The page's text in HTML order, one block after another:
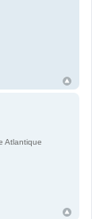
Atlantique